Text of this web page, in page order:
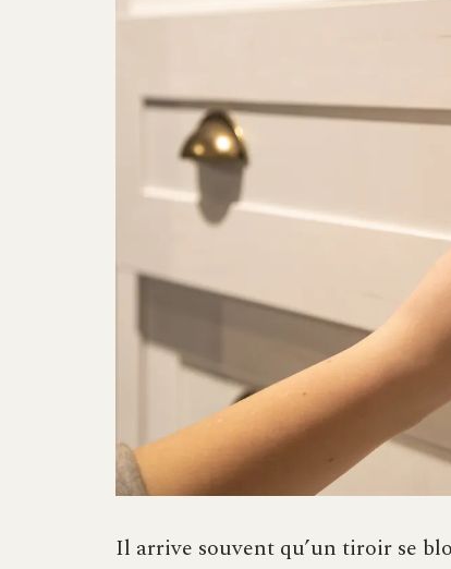
Il arrive souvent qu’un tiroir se